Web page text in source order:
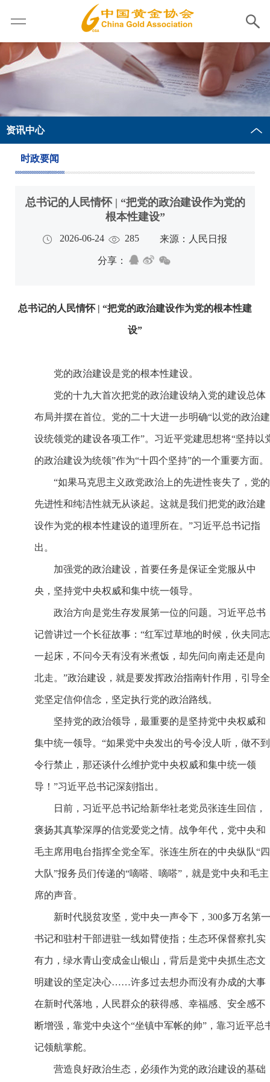
资讯中心
时政要闻
总书记的人民情怀 | “把党的政治建设作为党的
根本性建设”
2026-06-24 285 来源：人民日报
分享：
总书记的人民情怀 | “把党的政治建设作为党的根本性建
设”
党的政治建设是党的根本性建设。
党的十九大首次把党的政治建设纳入党的建设总体
布局并摆在首位。党的二十大进一步明确“以党的政治建
设统领党的建设各项工作”。习近平党建思想将“坚持以
的政治建设为统领”作为“十四个坚持”的一个重要方面。
“如果马克思主义政党政治上的先进性丧失了，党的
先进性和纯洁性就无从谈起。这就是我们把党的政治建
设作为党的根本性建设的道理所在。”习近平总书记指
出。
加强党的政治建设，首要任务是保证全党服从中
央，坚持党中央权威和集中统一领导。
政治方向是党生存发展第一位的问题。习近平总书
记曾讲过一个长征故事：“红军过草地的时候，伙夫同志
一起床，不问今天有没有米煮饭，却先问向南走还是向
北走。”政治建设，就是要发挥政治指南针作用，引导全
党坚定信仰信念，坚定执行党的政治路线。
坚持党的政治领导，最重要的是坚持党中央权威和
集中统一领导。“如果党中央发出的号令没人听，做不到
令行禁止，那还谈什么维护党中央权威和集中统一领
导！”习近平总书记深刻指出。
日前，习近平总书记给新华社老党员张连生回信，
褒扬其真挚深厚的信党爱党之情。战争年代，党中央和
毛主席用电台指挥全党全军。张连生所在的中央纵队“四
大队”报务员们传递的“嘀嗒、嘀嗒”，就是党中央和毛主
席的声音。
新时代脱贫攻坚，党中央一声令下，300多万名第一
书记和驻村干部进驻一线如臂使指；生态环保督察扎实
有力，绿水青山变成金山银山，背后是党中央抓生态文
明建设的坚定决心……许多过去想办而没有办成的大事
在新时代落地，人民群众的获得感、幸福感、安全感不
断增强，靠党中央这个“坐镇中军帐的帅”，靠习近平总
记领航掌舵。
营造良好政治生态，必须作为党的政治建设的基础